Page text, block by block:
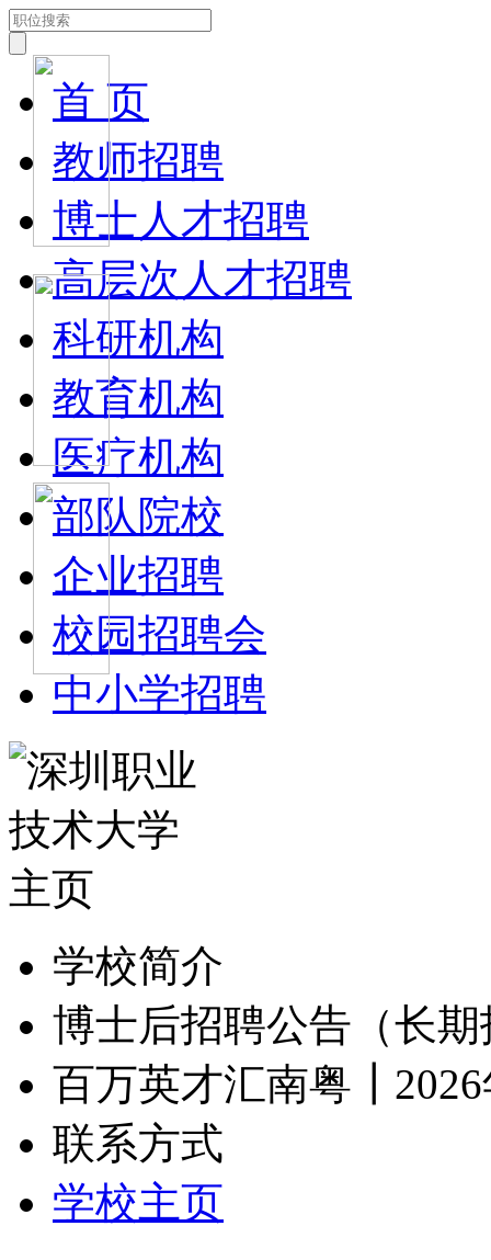
首 页
教师招聘
博士人才招聘
高层次人才招聘
科研机构
教育机构
医疗机构
部队院校
企业招聘
校园招聘会
中小学招聘
学校简介
博士后招聘公告（长
百万英才汇南粤
联系方式
学校主页